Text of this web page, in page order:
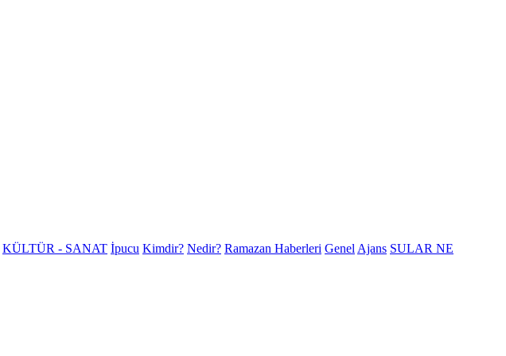
KÜLTÜR - SANAT İpucu Kimdir? Nedir? Ramazan Haberleri Genel Ajans SULAR NE